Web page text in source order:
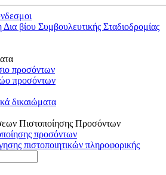
βίου Συμβουλευτικής Σταδιοδρομίας
προσόντων
προσόντων
δικαιώματα
Πιστοποίησης Προσόντων
προσόντων
πιστοποιητικών πληροφορικής